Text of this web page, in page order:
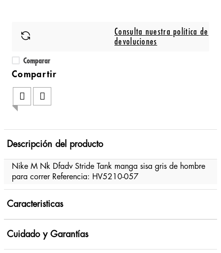
Consulta nuestra política de
devoluciones
Comparar
Descripción del producto
Nike M Nk Dfadv Stride Tank manga sisa gris de hombre
para correr Referencia: HV5210-057
Caracteristicas
Cuidado y Garantías